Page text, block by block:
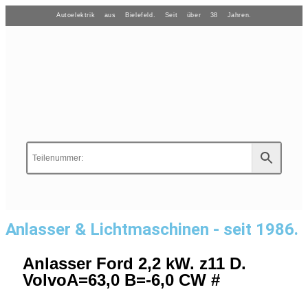
Autoelektrik aus Bielefeld. Seit über 38 Jahren.
Anlasser & Lichtmaschinen - seit 1986.
Anlasser Ford 2,2 kW. z11 D.
VolvoA=63,0 B=-6,0 CW #